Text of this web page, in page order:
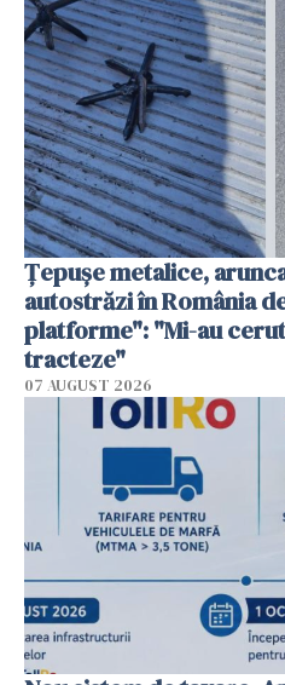
Țepușe metalice,
autostrăzi în România
platforme": "Mi-au cerut
tracteze"
07 AUGUST 2026